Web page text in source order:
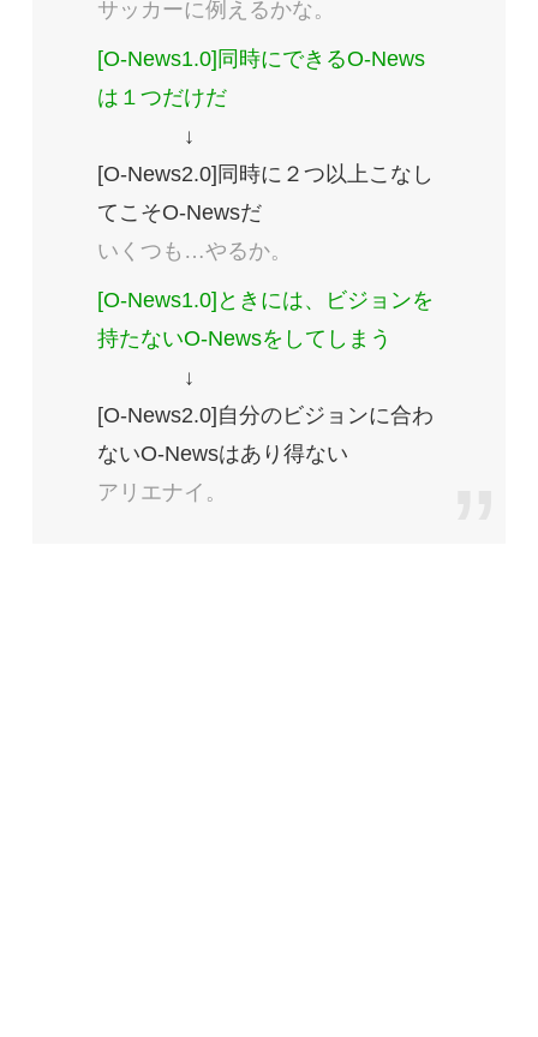
サッカーに例えるかな。
[O-News1.0]同時にできるO-News
は１つだけだ
↓
[O-News2.0]同時に２つ以上こなし
てこそO-Newsだ
いくつも…やるか。
[O-News1.0]ときには、ビジョンを
持たないO-Newsをしてしまう
↓
[O-News2.0]自分のビジョンに合わ
ないO-Newsはあり得ない
アリエナイ。